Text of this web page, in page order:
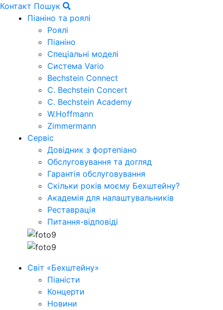
Контакт Пошук
Піаніно та роялі
Роялі
Піаніно
Спеціальні моделі
Система Vario
Bechstein Connect
C. Bechstein Concert
C. Bechstein Academy
W.Hoffmann
Zimmermann
Сервіс
Довідник з фортепіано
Обслуговування та догляд
Гарантія обслуговування
Скільки років моєму Бехштейну?
Академія для налаштувальників
Реставрація
Питання-відповіді
Світ «Бехштейну»
Піаністи
Концерти
Новини